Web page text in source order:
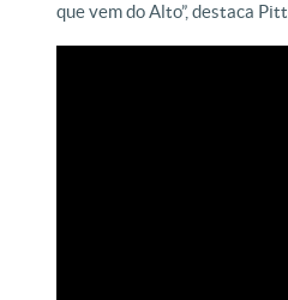
que vem do Alto”, destaca